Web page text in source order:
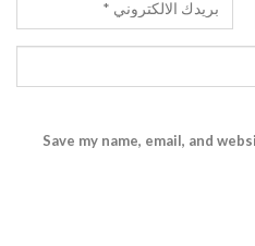
Save my name, email, and